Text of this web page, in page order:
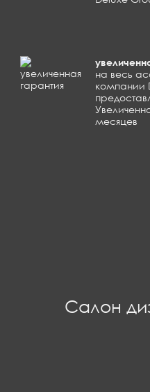
на весь
компании
месяцев
Салон